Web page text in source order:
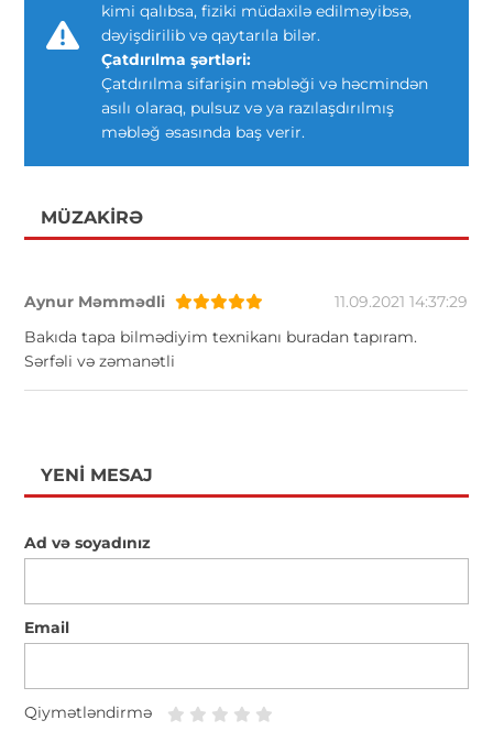
kimi qalıbsa, fiziki müdaxilə edilməyibsə,
dəyişdirilib və qaytarıla bilər.
Çatdırılma şərtləri:
Çatdırılma sifarişin məbləği və həcmindən
asılı olaraq, pulsuz və ya razılaşdırılmış
məbləğ əsasında baş verir.
MÜZAKIRƏ
Aynur Məmmədli
11.09.2021 14:37:29
Bakıda tapa bilmədiyim texnikanı buradan tapıram.
Sərfəli və zəmanətli
YENI MESAJ
Ad və soyadınız
Email
Qiymətləndirmə